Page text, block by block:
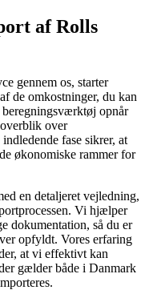
af Rolls
gennem os, starter
de omkostninger, du kan
opnår
over
fase sikrer, at
økonomiske rammer for
en detaljeret vejledning,
Vi hjælper
dokumentation, så du er
opfyldt. Vores erfaring
at vi effektivt kan
gælder både i Danmark